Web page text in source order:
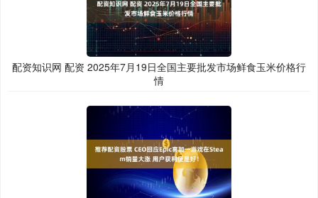
配资知识网 配资 2025年7月19日全国主要批发市场鲜食玉米价格行
情